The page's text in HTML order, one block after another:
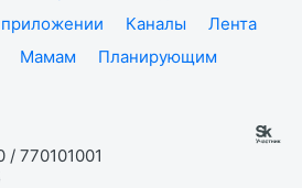
Каналы
Лента
Мамам
Планирующим
770101001